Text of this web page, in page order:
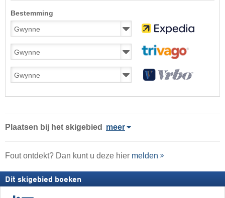
Bestemming
Plaatsen bij het skigebied meer
Fout ontdekt? Dan kunt u deze hier melden
Dit skigebied boeken